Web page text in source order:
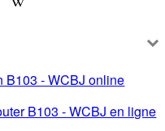
B103 - WCBJ online
B103 - WCBJ en ligne